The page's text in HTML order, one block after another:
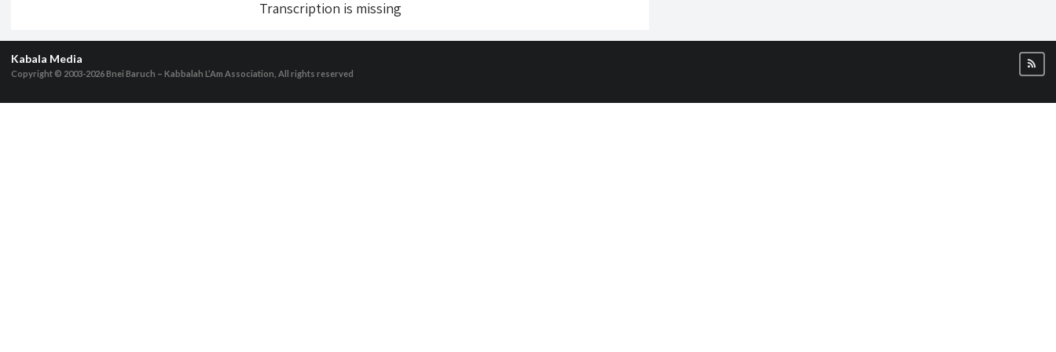
Transcription is missing
Kabala Media
Copyright © 2003-2026Bnei Baruch – Kabbalah L’Am Association, All rights reserved